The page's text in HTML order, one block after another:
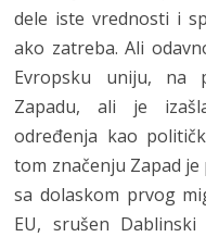
dele iste vrednosti i
ako zatreba. Ali
Evropsku uniju, na
Zapadu, ali je
određenja kao
tom značenju Zapad
sa dolaskom prvog
EU, srušen